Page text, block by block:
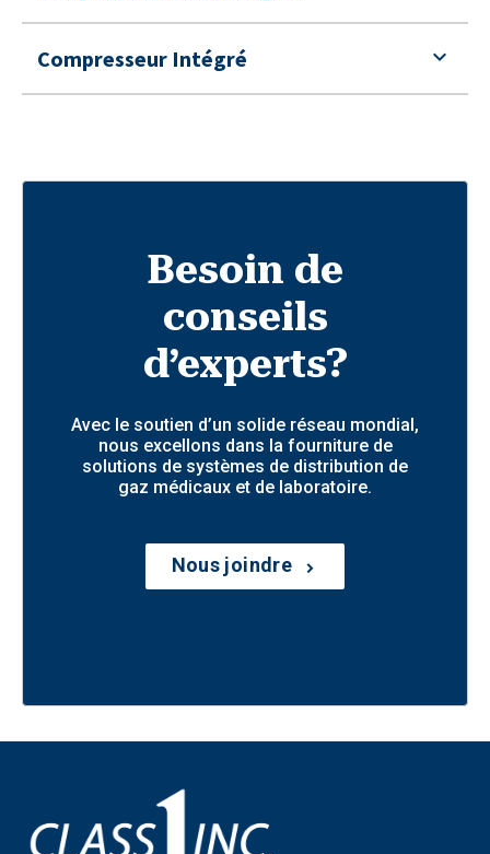
Compresseur Intégré
Besoin de
conseils
d’experts?
Avec le soutien d’un solide réseau mondial,
nous excellons dans la fourniture de
solutions de systèmes de distribution de
gaz médicaux et de laboratoire.
Nous joindre